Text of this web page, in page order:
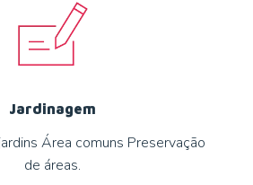
Jardinagem
Área comuns Preservação
de áreas.